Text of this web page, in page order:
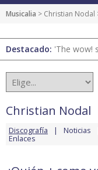
Musicalia > Christian Nodal
Destacado: 'The wow!
Christian Nodal
Discografía Noticias
Enlaces